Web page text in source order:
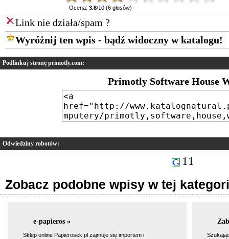
Ocena: 3.8/10 (6 głosów)
Link nie działa/spam ?
Wyróżnij ten wpis - bądź widoczny w katalogu!
Podlinkuj stronę primotly.com:
Primotly Software House
Odwiedziny robotów:
11
Zobacz podobne wpisy w tej
e-papieros »
Sklep online Papierosek.pl zajmuje się importem i